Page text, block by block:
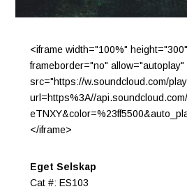
<iframe width="100%"
frameborder="no" allow="autoplay"
src="https://w.soundcloud.com/
url=https%3A//
</iframe>
Eget Selskap
Cat #: ES103